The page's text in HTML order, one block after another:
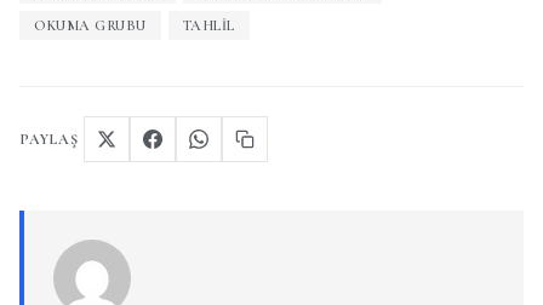
OKUMA GRUBU TAHLIL
PAYLAŞ